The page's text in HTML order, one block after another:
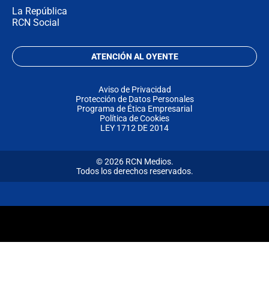
La República
RCN Social
ATENCIÓN AL OYENTE
Aviso de Privacidad
Protección de Datos Personales
Programa de Ética Empresarial
Política de Cookies
LEY 1712 DE 2014
© 2026 RCN Medios.
Todos los derechos reservados.